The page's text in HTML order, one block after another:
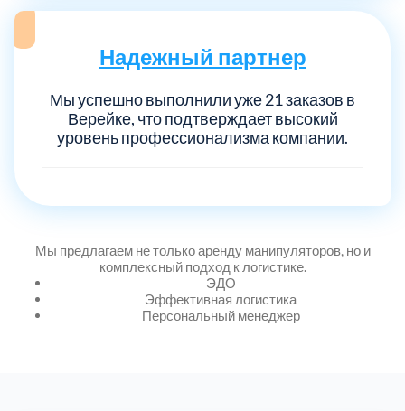
Надежный партнер
Мы успешно выполнили уже 21 заказов в
Верейке, что подтверждает высокий
уровень профессионализма компании.
Мы предлагаем не только аренду манипуляторов, но и
комплексный подход к логистике.
ЭДО
Эффективная логистика
Персональный менеджер
Балашиха 5
Богородский
Волоколамский
Долгопрудный
Домодедовский